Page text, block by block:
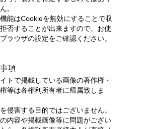
。
能はCookieを無効にすることで収
否することが出来ますので、お使
ラウザの設定をご確認ください。
項
トで掲載している画像の著作権・
等は各権利所有者に帰属致しま
侵害する目的ではございません。
内容や掲載画像等に問題がござい